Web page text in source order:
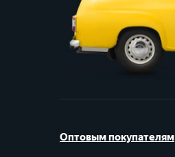
Оптовым покупателям